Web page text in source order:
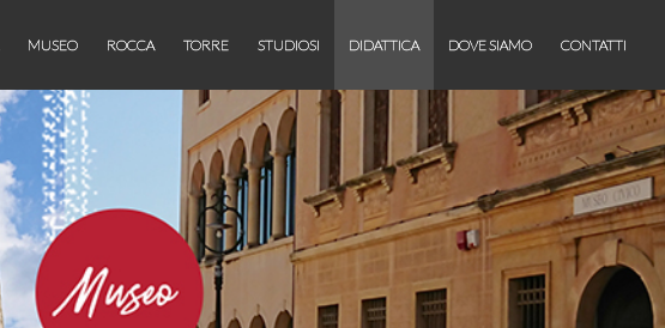
MUSEO ROCCA TORRE STUDIOSI DIDATTICA DOVE SIAMO CONTATTI